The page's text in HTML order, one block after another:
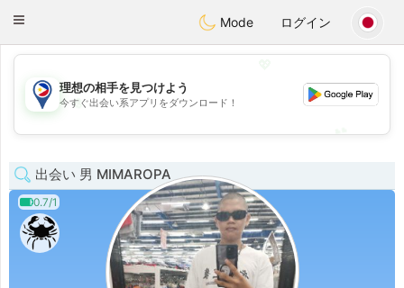
PhilippinesChat
Toggle
Mode ログイン
💖
💕
理想の相手を見つけよう
今すぐ出会い系アプリをダウンロード！
出会い 男 MIMAROPA
0.7/1